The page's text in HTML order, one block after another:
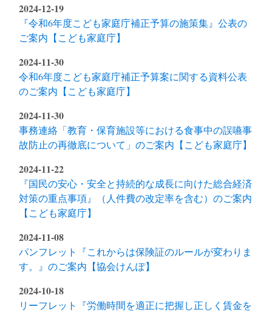
2024-12-19
『令和6年度こども家庭庁補正予算の施策集』公表の
ご案内【こども家庭庁】
2024-11-30
令和6年度こども家庭庁補正予算案に関する資料公表
のご案内【こども家庭庁】
2024-11-30
事務連絡「教育・保育施設等における食事中の誤嚥事
故防止の再徹底について」のご案内【こども家庭庁】
2024-11-22
『国民の安心・安全と持続的な成長に向けた総合経済
対策の重点事項』（人件費の改定率を含む）のご案内
【こども家庭庁】
2024-11-08
パンフレット『これからは保険証のルールが変わりま
す。』のご案内【協会けんぽ】
2024-10-18
リーフレット『労働時間を適正に把握し正しく賃金を